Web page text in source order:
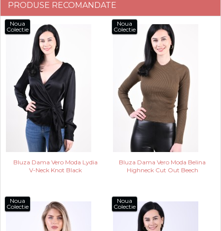
PRODUSE RECOMANDATE
Noua
Colectie
Bluza Dama Vero Moda Lydia
V-Neck Knot Black
Noua
Colectie
Bluza Dama Vero Moda Belina
Highneck Cut Out Beech
Noua
Colectie
Noua
Colectie